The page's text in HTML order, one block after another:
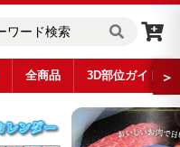
全商品 3D部位ガイド ＞